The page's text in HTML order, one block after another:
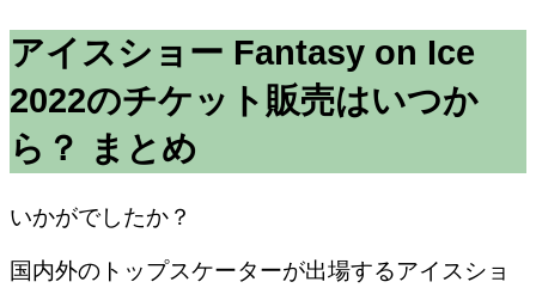
アイスショー Fantasy on Ice
2022のチケット販売はいつか
ら？ まとめ
いかがでしたか？
国内外のトップスケーターが出場するアイスショ